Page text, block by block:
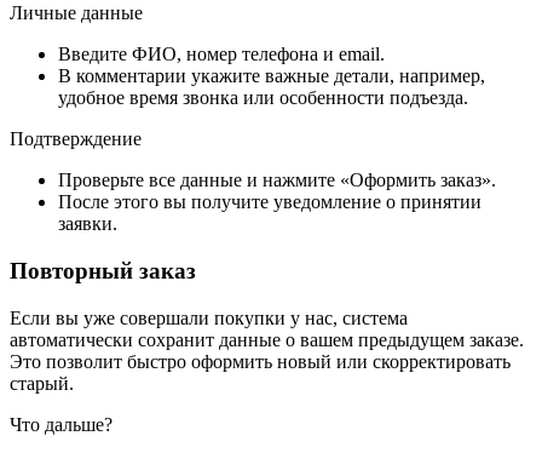
Личные данные
Введите ФИО, номер телефона и email.
В комментарии укажите важные детали, например,
удобное время звонка или особенности подъезда.
Подтверждение
Проверьте все данные и нажмите «Оформить заказ».
После этого вы получите уведомление о принятии
заявки.
Повторный заказ
Если вы уже совершали покупки у нас, система
автоматически сохранит данные о вашем предыдущем заказе.
Это позволит быстро оформить новый или скорректировать
старый.
Что дальше?